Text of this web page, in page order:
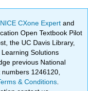
CXone Expertand
Open Textbook Pilot
the UC Davis Library,
Solutions
previous National
1246120,
& Conditions